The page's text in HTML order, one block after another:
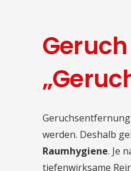
werden. Deshalb
Raumhygiene. Je
tiefenwirksame